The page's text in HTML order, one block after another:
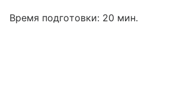
Время подготовки: 20 мин.